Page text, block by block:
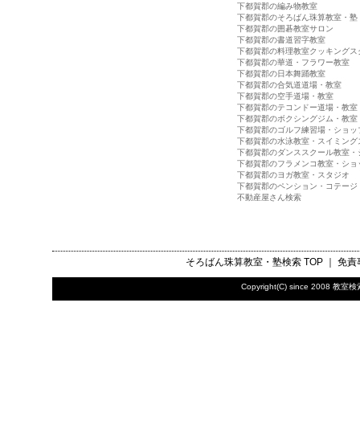
下都賀郡の編み物教室
下都賀郡のそろばん珠算教室・塾
下都賀郡の囲碁教室サロン
下都賀郡の書道習字教室
下都賀郡の料理教室クッキングス
下都賀郡の華道・フラワー教室
下都賀郡の日本舞踊教室
下都賀郡の合気道道場・教室
下都賀郡の空手道場・教室
下都賀郡のテコンドー道場・教室
下都賀郡のボクシングジム・教室
下都賀郡のゴルフ練習場・ショッ
下都賀郡の水泳教室・スイミング
下都賀郡のダンススクール教室・
下都賀郡のフラメンコ教室・ショ
下都賀郡のヨガ教室・スタジオ
下都賀郡のペンション・コテージ
不動産屋さん検索
そろばん珠算教室・塾検索TOP ｜ 免責
Copyright(C) since 2008 教室検